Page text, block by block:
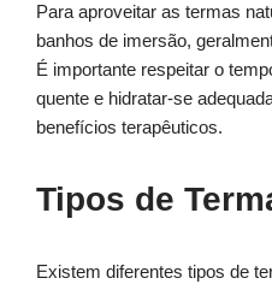
Para aproveitar as termas
banhos de imersão,
É importante respeitar o
quente e hidratar-se
benefícios terapêuticos.
Tipos de
Existem diferentes tipos de